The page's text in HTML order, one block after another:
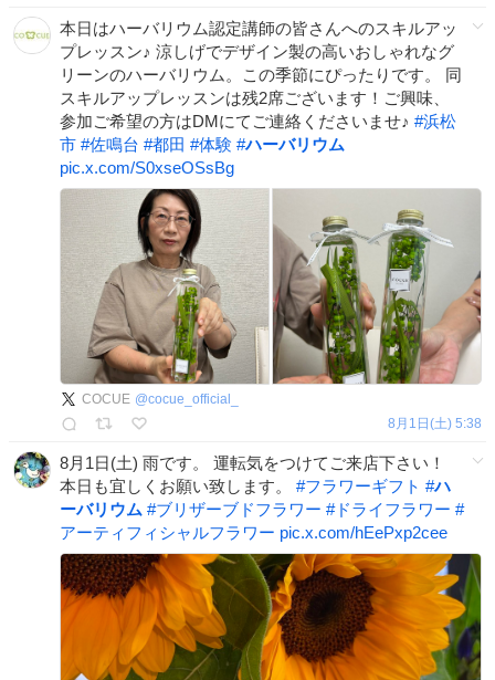
本日はハーバリウム認定講師の皆さんへのスキルアッ
プレッスン♪ 涼しげでデザイン製の高いおしゃれなグ
リーンのハーバリウム。この季節にぴったりです。 同
スキルアップレッスンは残2席ございます！ご興味、
参加ご希望の方はDMにてご連絡くださいませ♪ #浜松
市 #佐鳴台 #都田 #体験 #ハーバリウム
pic.x.com/S0xseOSsBg
COCUE @cocue_official_
8月1日(土) 5:38
8月1日(土) 雨です。 運転気をつけてご来店下さい！
本日も宜しくお願い致します。 #フラワーギフト #ハ
ーバリウム #ブリザーブドフラワー #ドライフラワー #
アーティフィシャルフラワー pic.x.com/hEePxp2cee